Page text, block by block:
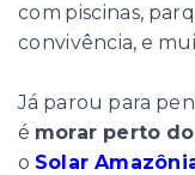
com piscinas,
convivência, e
Já parou para
é morar perto
o Solar